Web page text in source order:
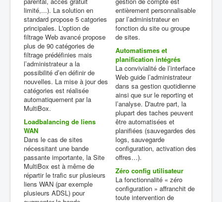
limité,...). La solution en
standard propose 5 catgories
principales. L'option de
filtrage Web avancé propose
plus de 90 catégories de
filtrage prédéfinies mais
l’administrateur a la
possibilité d’en définir de
nouvelles. La mise à jour des
catégories est réalisée
automatiquement par la
MultiBox.
Loadbalancing de liens
WAN
Dans le cas de sites
nécessitant une bande
passante importante, la Site
MultiBox est à même de
répartir le trafic sur plusieurs
liens WAN (par exemple
plusieurs ADSL) pour
entièrement personnalisable
par l’administrateur en
fonction du site ou groupe
de sites.
Automatismes et
planification intégrés
La convivialité de l’interface
Web guide l’administrateur
dans sa gestion quotidienne
ainsi que sur le reporting et
l’analyse. D'autre part, la
plupart des taches peuvent
être automatisées et
planifiées (sauvegardes des
logs, sauvegarde
configuration, activation des
offres…).
Zéro config utilisateur
La fonctionnalité « zéro
configuration » affranchit de
toute intervention de